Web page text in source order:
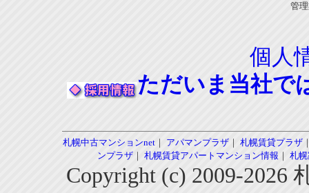
管
個人
ただいま当社で
札幌中古マンションnet｜ アパマンプラザ｜ 札幌賃貸プラザ
ンプラザ｜ 札幌賃貸アパートマンション情報 ｜ 札
Copyright (c) 2009-2026